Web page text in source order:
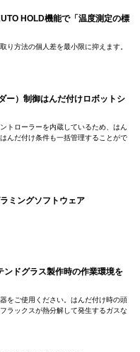
HOLD機能で「温度測定の標
り方法の個人差を最小限に抑えます。
ー）制御はんだ付けロボットシ
トローラーを内蔵しているため、はん
んだ付け条件も一括管理することがで
ミングソフトウェア
ンドグラス製作時の作業環境を
をご使用ください。はんだ付け時の頭
ラックスが熱分解して発生するガスな